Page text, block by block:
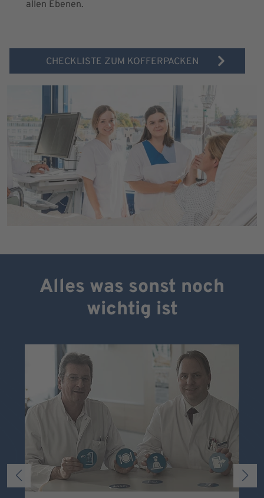
allen Ebenen.
CHECKLISTE ZUM KOFFERPACKEN
Alles was sonst noch
wichtig ist